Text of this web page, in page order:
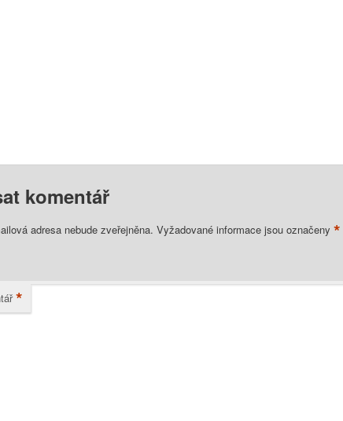
komentář
adresa nebude zveřejněna. Vyžadované informace jsou označeny *
*